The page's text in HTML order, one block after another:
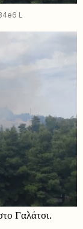
L
Γαλάτσι.